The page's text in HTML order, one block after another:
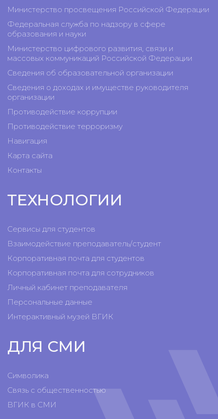
Министерство просвещения Российской Федерации
Федеральная служба по надзору в сфере
образования и науки
Министерство цифрового развития, связи и
массовых коммуникаций Российской Федерации
Сведения об образовательной организации
Сведения о доходах и имуществе руководителя
организации
Противодействие коррупции
Противодействие терроризму
Навигация
Карта сайта
Контакты
ТЕХНОЛОГИИ
Сервисы для студентов
Взаимодействие преподаватель/студент
Корпоративная почта для студентов
Корпоративная почта для сотрудников
Личный кабинет преподавателя
Персональные данные
Интерактивный музей ВГИК
ДЛЯ СМИ
Символика
Связь с общественностью
ВГИК в СМИ